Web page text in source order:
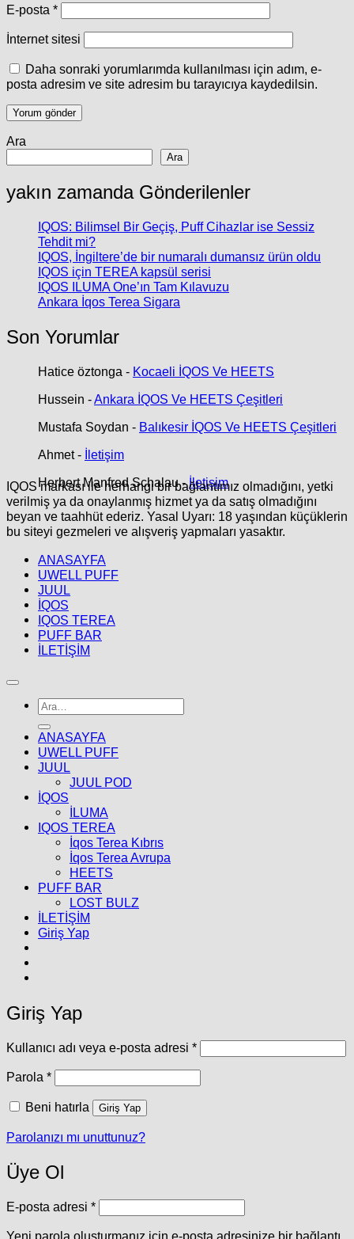
E-posta *
İnternet sitesi
Daha sonraki yorumlarımda kullanılması için adım, e-
posta adresim ve site adresim bu tarayıcıya kaydedilsin.
Ara
Ara
yakın zamanda Gönderilenler
IQOS: Bilimsel Bir Geçiş, Puff Cihazlar ise Sessiz
Tehdit mi?
IQOS, İngiltere’de bir numaralı dumansız ürün oldu
IQOS için TEREA kapsül serisi
IQOS ILUMA One’ın Tam Kılavuzu
Ankara İqos Terea Sigara
Son Yorumlar
Hatice öztonga - Kocaeli İQOS Ve HEETS
Hussein -Ankara İQOS Ve HEETS Çeşitleri
Mustafa Soydan - Balıkesir İQOS Ve HEETS Çeşitleri
Ahmet- İletişim
Herbert Manfred Schalau-İletişim
IQOS markası ile herhangi bir bağlantımız olmadığını, yetki
verilmiş ya da onaylanmış hizmet ya da satış olmadığını
beyan ve taahhüt ederiz. Yasal Uyarı: 18 yaşından küçüklerin
bu siteyi gezmeleri ve alışveriş yapmaları yasaktır.
ANASAYFA
UWELL PUFF
JUUL
İQOS
IQOS TEREA
PUFF BAR
İLETİŞİM
Ara:
ANASAYFA
UWELL PUFF
JUUL
JUUL POD
İQOS
İLUMA
IQOS TEREA
İqos Terea Kıbrıs
İqos Terea Avrupa
HEETS
PUFF BAR
LOST BULZ
İLETİŞİM
Giriş Yap
Giriş Yap
Kullanıcı adı veya e-posta adresi *Gerekli
Parola *Gerekli
Beni hatırla Giriş Yap
Parolanızı mı unuttunuz?
Üye Ol
E-posta adresi *Gerekli
Yeni parola oluşturmanız için e-posta adresinize bir bağlantı